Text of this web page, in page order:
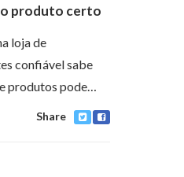
produto certo
loja de
confiável sabe
produtos pode…
Share